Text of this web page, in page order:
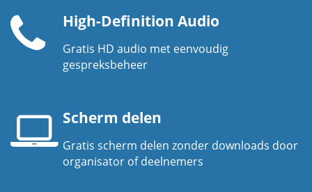
Telefoonhoorn
High-Definition Audio
Gratis HD audio met eenvoudig
gespreksbeheer
Laptopscherm
Scherm delen
Gratis scherm delen zonder downloads door
organisator of deelnemers